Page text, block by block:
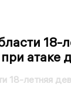
18-
атаке
18-летняя